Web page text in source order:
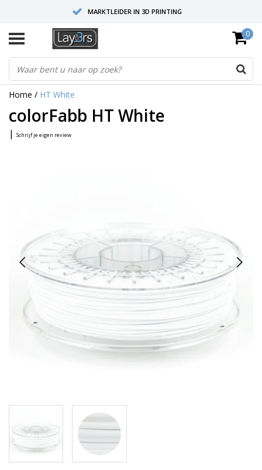
MARKTLEIDER IN 3D PRINTING
HOOGWAARDIGE SERVICE EN SUPPORT
FYSIEKE SHOWROOMS
0
Home / HT White
colorFabb HT White
| Schrijf je eigen review